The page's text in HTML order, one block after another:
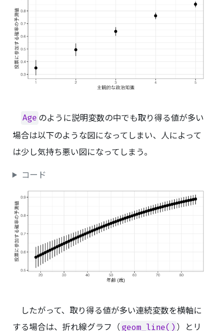
Age のように説明変数の中でも取り得る値が多い
場合は以下のような図になってしまい、人によって
は少し気持ち悪い図になってしまう。
コード
したがって、取り得る値が多い連続変数を横軸に
する場合は、折れ線グラフ（ geom_line() ）とリ